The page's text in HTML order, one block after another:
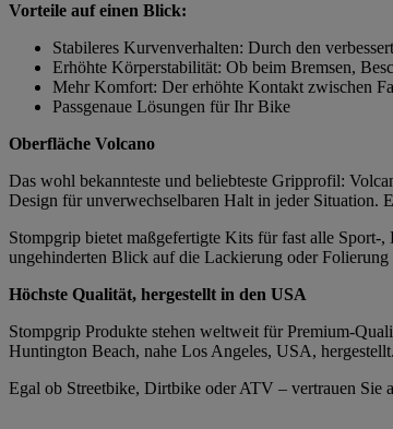
Vorteile auf einen Blick:
Stabileres Kurvenverhalten: Durch den
Erhöhte Körperstabilität: Ob beim Bremsen,
Mehr Komfort: Der erhöhte Kontakt zwischen
Passgenaue Lösungen für Ihr Bike
Oberfläche Volcano
Das wohl bekannteste und beliebteste Gripprofil:
Design für unverwechselbaren Halt in jeder Situation.
Stompgrip bietet maßgefertigte Kits für fast alle Sport-
ungehinderten Blick auf die Lackierung oder
Höchste Qualität, hergestellt in den USA
Stompgrip Produkte stehen weltweit für Premium-
Huntington Beach, nahe Los Angeles, USA,
Egal ob Streetbike, Dirtbike oder ATV – vertrauen Sie